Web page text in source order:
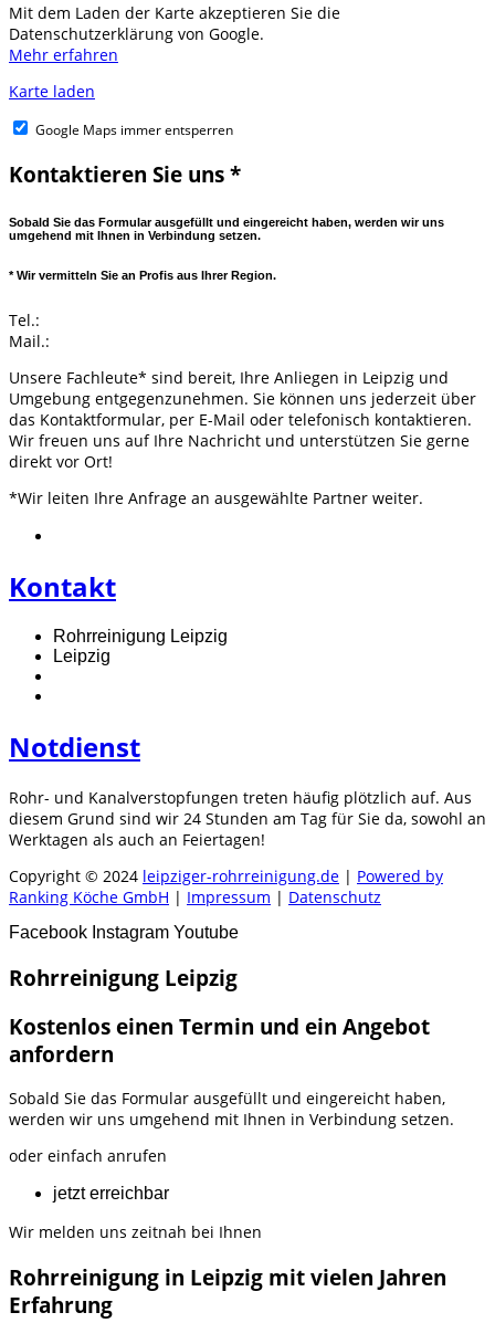
Mit dem Laden der Karte akzeptieren Sie die
Datenschutzerklärung von Google.
Mehr erfahren
Karte laden
Google Maps immer entsperren
Kontaktieren Sie uns *
Sobald Sie das Formular ausgefüllt und eingereicht haben, werden wir uns
umgehend mit Ihnen in Verbindung setzen.
* Wir vermitteln Sie an Profis aus Ihrer Region.
Tel.:
Mail.:
Unsere Fachleute* sind bereit, Ihre Anliegen in Leipzig und
Umgebung entgegenzunehmen. Sie können uns jederzeit über
das Kontaktformular, per E-Mail oder telefonisch kontaktieren.
Wir freuen uns auf Ihre Nachricht und unterstützen Sie gerne
direkt vor Ort!
*Wir leiten Ihre Anfrage an ausgewählte Partner weiter.
Kontakt
Rohrreinigung Leipzig
Leipzig
Notdienst
Rohr- und Kanalverstopfungen treten häufig plötzlich auf. Aus
diesem Grund sind wir 24 Stunden am Tag für Sie da, sowohl an
Werktagen als auch an Feiertagen!
Copyright © 2024 leipziger-rohrreinigung.de | Powered by
Ranking Köche GmbH | Impressum | Datenschutz
Facebook Instagram Youtube
Rohrreinigung Leipzig
Kostenlos einen Termin und ein Angebot
anfordern
Sobald Sie das Formular ausgefüllt und eingereicht haben,
werden wir uns umgehend mit Ihnen in Verbindung setzen.
oder einfach anrufen
jetzt erreichbar
Wir melden uns zeitnah bei Ihnen
Rohrreinigung in Leipzig mit vielen Jahren
Erfahrung